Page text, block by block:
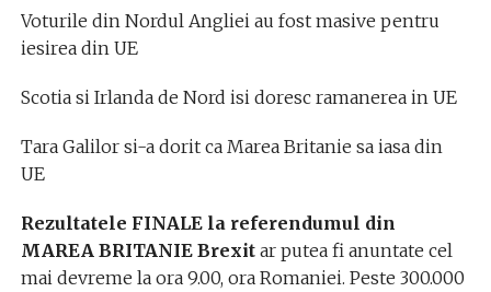
Voturile din Nordul Angliei au fost masive pentru
iesirea din UE
Scotia si Irlanda de Nord isi doresc ramanerea in UE
Tara Galilor si-a dorit ca Marea Britanie sa iasa din
UE
Rezultatele FINALE la referendumul din
MAREA BRITANIE Brexit ar putea fi anuntate cel
mai devreme la ora 9.00, ora Romaniei. Peste 300.000